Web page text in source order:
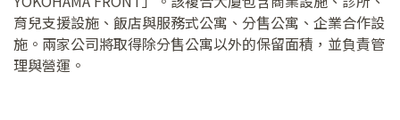
育兒支援設施、飯店與服務式公寓、分售公寓、企業合作設
施。兩家公司將取得除分售公寓以外的保留面積，並負責管
理與營運。